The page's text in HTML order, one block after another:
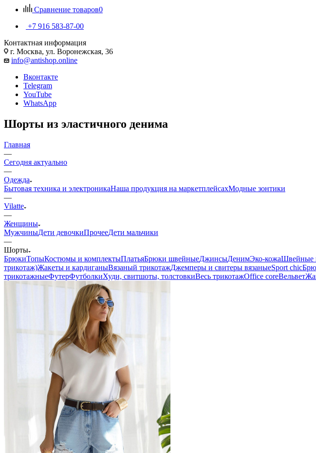
Сравнение товаров0
+7 916 583-87-00
Контактная информация
г. Москва, ул. Воронежская, 36
info@antishop.online
Вконтакте
Telegram
YouTube
WhatsApp
Шорты из эластичного денима
Главная
—
Сегодня актуально
—
Одежда
Бытовая техника и электроникаНаша продукция на маркетплейсахМодные зонтики
—
Vilatte
—
Женщины
МужчиныДети девочкиПрочееДети мальчики
—
Шорты
БрюкиТопыКостюмы и комплектыПлатьяБрюки швейныеДжинсыДенимЭко-кожаШвейные
трикотаж)Жакеты и кардиганыВязаный трикотажДжемперы и свитеры вязаныеSport chic
трикотажныеФутерФутболкиХуди, свитшоты, толстовкиВесь трикотажOffice coreВельвет